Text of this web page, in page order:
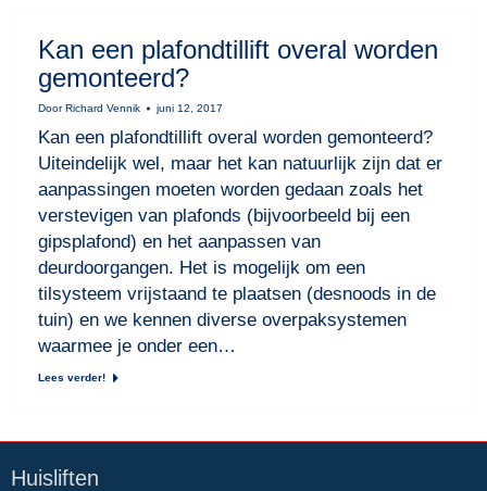
Kan een plafondtillift overal worden
gemonteerd?
DoorRichard Vennik juni 12, 2017
Kan een plafondtillift overal worden gemonteerd?
Uiteindelijk wel, maar het kan natuurlijk zijn dat er
aanpassingen moeten worden gedaan zoals het
verstevigen van plafonds (bijvoorbeeld bij een
gipsplafond) en het aanpassen van
deurdoorgangen. Het is mogelijk om een
tilsysteem vrijstaand te plaatsen (desnoods in de
tuin) en we kennen diverse overpaksystemen
waarmee je onder een…
Lees verder!
Huisliften